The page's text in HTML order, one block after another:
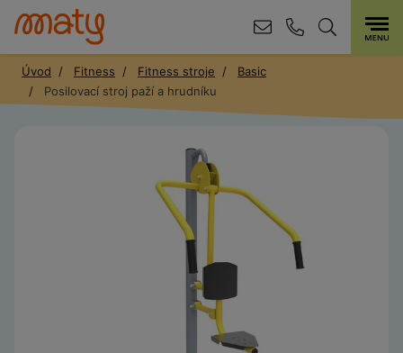
Úvod Fitness Fitness stroje
Basic
Posilovací stroj paží a hrudníku